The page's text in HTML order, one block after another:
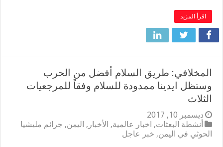
اقرأ المزيد
المخلافي: طريق السلام أفضل من الحرب
وستظل ايدينا ممدودة للسلام وفقاً للمرجعيات
الثلاث
ديسمبر 10, 2017
أنشطة البعثات, اخبار عالمية, الأخبار , اليمن, جرائم مليشيا
الحوثي في اليمن, خبر عاجل